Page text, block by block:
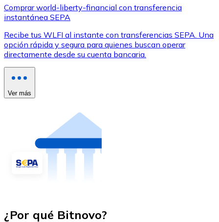
Comprar world-liberty-financial con transferencia
instantánea SEPA
Recibe tus WLFI al instante con transferencias SEPA. Una
opción rápida y segura para quienes buscan operar
directamente desde su cuenta bancaria.
Ver más
¿Por qué Bitnovo?